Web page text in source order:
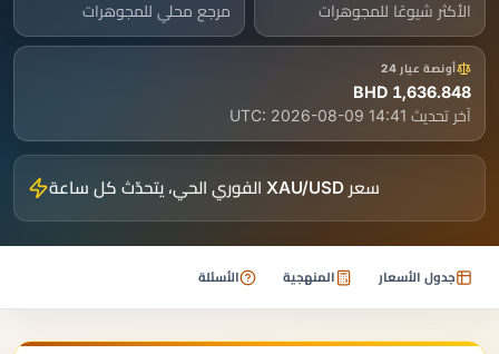
الأكثر شيوعًا للمجوهرات
مرجع محلي للمجوهرات
أونصة عيار 24
1,636.848 BHD
آخر تحديث UTC: 2026-08-09 14:41
سعر XAU/USD الفوري الحي، يتحدّث كل ساعة
جدول الأسعار المنهجية الأسئلة